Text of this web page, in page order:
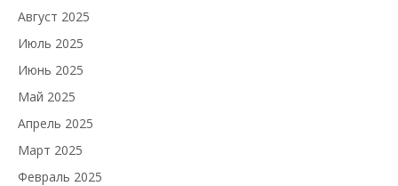
Август 2025
Июль 2025
Июнь 2025
Май 2025
Апрель 2025
Март 2025
Февраль 2025